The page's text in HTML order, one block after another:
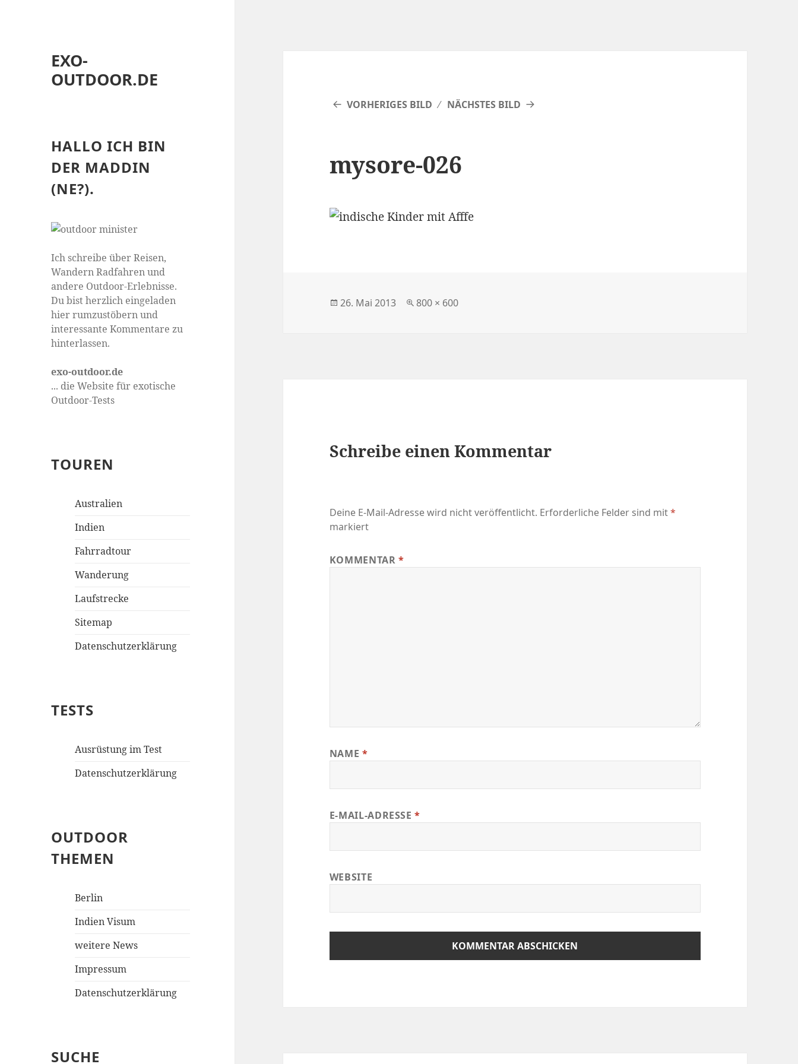
EXO-
OUTDOOR.DE
HALLO ICH BIN
DER MADDIN
(NE?).
Ich schreibe über Reisen,
Wandern Radfahren und
andere Outdoor-Erlebnisse.
Du bist herzlich eingeladen
hier rumzustöbern und
interessante Kommentare zu
hinterlassen.
exo-outdoor.de
... die Website für exotische
Outdoor-Tests
TOUREN
Australien
Indien
Fahrradtour
Wanderung
Laufstrecke
Sitemap
Datenschutzerklärung
TESTS
Ausrüstung im Test
Datenschutzerklärung
OUTDOOR
THEMEN
Berlin
Indien Visum
weitere News
Impressum
Datenschutzerklärung
SUCHE
VORHERIGES BILD NÄCHSTES BILD
mysore-026
Veröffentlicht
26. Mai 2013
Volle
800 × 600
Schreibe einen Kommentar
Deine E-Mail-Adresse wird nicht veröffentlicht. Erforderliche Felder sind mit*
markiert
KOMMENTAR*
NAME *
E-MAIL-ADRESSE*
WEBSITE